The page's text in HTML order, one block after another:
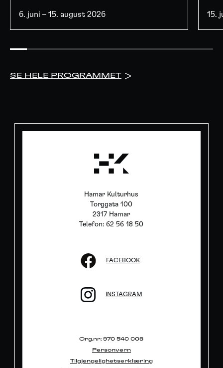
6. juni – 15. august 2026 15.
SE HELE PROGRAMMET >
Hamar Kulturhus
Torggata 100
2317 Hamar
Telefon: 62 56 18 50
FACEBOOK
INSTAGRAM
Org.nr: 970 540 008
Personvern
Tilgjengelighetserklæring